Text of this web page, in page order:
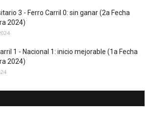
3 - Ferro Carril 0: sin ganar (2a Fecha
2024)
1 - Nacional 1: inicio mejorable (1a Fecha
2024)